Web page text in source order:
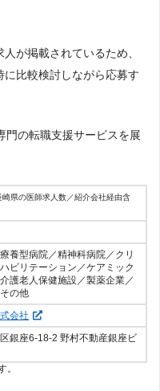
が掲載されているため、
比較検討しながら応募す
門の転職支援サービスを展
崎県の医師求人数／紹介会社経由含
養型病院／精神科病院／クリ
ビリテーション／ケアミック
護老人保健施設／製薬企業／
の他
会社
銀座6-18-2 野村不動産銀座ビ
。